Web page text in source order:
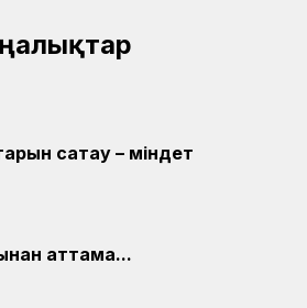
сақтау – міндет
аттама...